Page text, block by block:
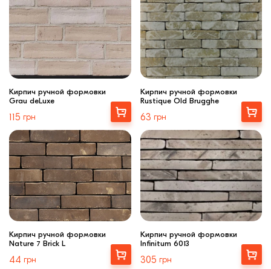
Кирпич ручной формовки
Grau deLuxe
115 грн
Купити
Кирпич ручной формовки
Rustique Old Brugghe
63 грн
Выбрать
Кирпич ручной формовки
Nature 7 Brick L
44 грн
Выбрать
Кирпич ручной формовки
Infinitum 6013
305 грн
Выбрать